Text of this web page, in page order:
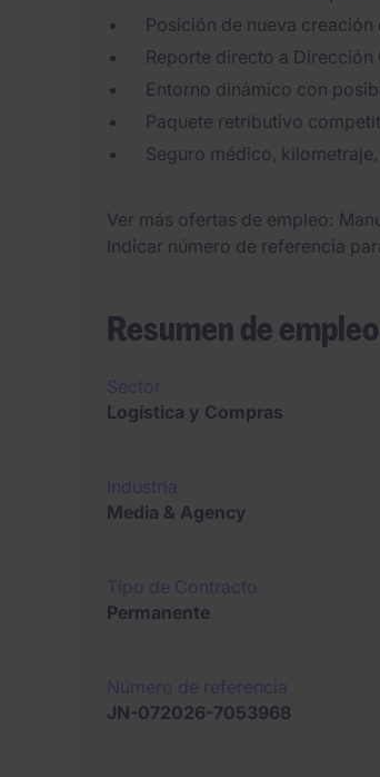
Posición de nueva
Reporte directo a
Entorno dinámico con
Paquete retributivo
Seguro médico,
Ver más ofertas de empleo
Indicar número de referencia
Resumen de empleo
Logística y Compras
Media & Agency
Permanente
JN-072026-7053968